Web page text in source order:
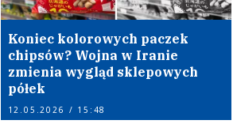
Koniec kolorowych paczek
chipsów? Wojna w Iranie
zmienia wygląd sklepowych
półek
12.05.2026 / 15:48